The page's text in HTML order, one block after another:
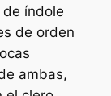
índole
de orden
ambas,